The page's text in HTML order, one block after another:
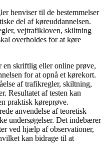
henviser til de bestemmelser
del af køreuddannelsen.
vejtrafikloven, skiltning
overholdes for at køre
en skriftlig eller online prøve,
for at opnå et kørekort.
af trafikregler, skiltning,
Resultatet af testen kan
praktisk køreprøve.
anvendelse af teoretisk
undersøgelser. Det indebærer
ved hjælp af observationer,
kan bidrage til at